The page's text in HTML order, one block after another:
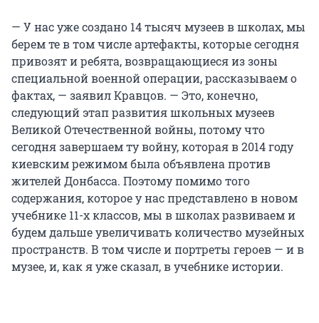
— У нас уже создано 14 тысяч музеев в школах, мы
берем те в том числе артефакты, которые сегодня
привозят и ребята, возвращающиеся из зоны
специальной военной операции, рассказываем о
фактах, — заявил Кравцов. — Это, конечно,
следующий этап развития школьных музеев
Великой Отечественной войны, потому что
сегодня завершаем ту войну, которая в 2014 году
киевским режимом была объявлена против
жителей Донбасса. Поэтому помимо того
содержания, которое у нас представлено в новом
учебнике 11-х классов, мы в школах развиваем и
будем дальше увеличивать количество музейных
пространств. В том числе и портреты героев — и в
музее, и, как я уже сказал, в учебнике истории.